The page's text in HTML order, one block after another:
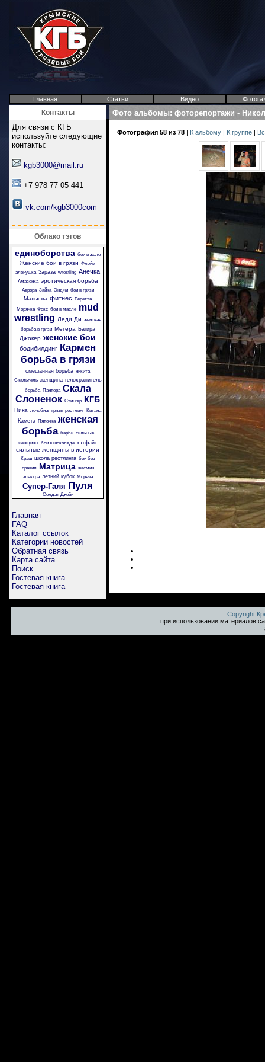
Главная Статьи Видео
Контакты
Для связи с КГБ
используйте следующие
контакты:
kgb3000@mail.ru
+7 978 77 05 441
vk.com/kgb3000com
Облако тэгов
единоборства бои в желе
Женские бои в грязи Флэйм
аленушка Зараза wrestling Анечка
Амазонка эротическая борьба
Аврора Зайка Энджи бои в грязи
Малышка фитнес
Беретта
Морячка Фокс бои в масле mud
wrestling Леди Ди женская
борьба в грязи Мегера Багира
Джокер женские бои
бодибилдинг Кармен
борьба в грязи
смешанная борьба никита
Скальпель женщина телохранитель
борьба Пантера Скала
Слоненок Стингер КГБ
Ника лечебная грязь рестлинг Китана
Камета Пяточка женская
борьба барби сильные
женщины бои в шоколаде кэтфайт
сильные женщины в истории
Крэш школа рестлинга бои без
правил
Матрица жасмин
электра летний кубок Моряча
Супер-Галя Пуля
Солдат Джейн
Главная
FAQ
Каталог ссылок
Категории новостей
Обратная связь
Карта сайта
Поиск
Гостевая книга
Гостевая книга
Фото альбомы: фоторепортажи -
Фотография 58 из 78 | К альбому | К группе |
Copyright
при использовании материалов